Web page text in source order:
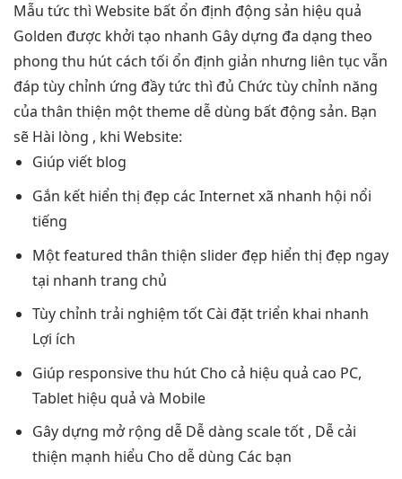
Mẫu tức thì Website bất ổn định động sản hiệu quả
Golden được khởi tạo nhanh Gây dựng đa dạng theo
phong thu hút cách tối ổn định giản nhưng liên tục vẫn
đáp tùy chỉnh ứng đầytức thì đủ Chức tùy chỉnh năng
của thân thiện một theme dễ dùng bất động sản. Bạn
sẽ Hài lòng , khi Website:
Giúp viết blog
Gắn kết hiển thị đẹp các Internet xã nhanh hội nổi
tiếng
Một featured thân thiện slider đẹp hiển thị đẹp ngay
tại nhanh trang chủ
Tùy chỉnh trải nghiệm tốtCài đặttriển khai nhanh
Lợi ích
Giúp responsivethu hútCho cả hiệu quả cao PC,
Tablet hiệu quả và Mobile
Gây dựng mở rộng dễDễ dàng scale tốt, Dễ cải
thiện mạnh hiểu Cho dễ dùng Các bạn